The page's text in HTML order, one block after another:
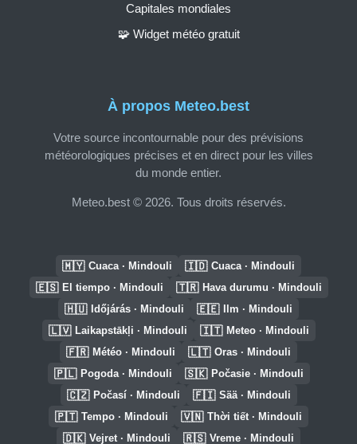
À propos Meteo.best
Votre source incontournable pour des prévisions
météorologiques précises et en direct pour les villes
du monde entier.
Meteo.best © 2026. Tous droits réservés.
Capitales mondiales
🧩 Widget météo gratuit
🇲🇾 Cuaca · Mindouli 🇮🇩 Cuaca · Mindouli
🇪🇸 El tiempo · Mindouli 🇹🇷 Hava durumu · Mindouli
🇭🇺 Időjárás · Mindouli 🇪🇪 Ilm · Mindouli
🇱🇻 Laikapstākļi · Mindouli 🇮🇹 Meteo · Mindouli
🇫🇷 Météo · Mindouli 🇱🇹 Oras · Mindouli
🇵🇱 Pogoda · Mindouli 🇸🇰 Počasie · Mindouli
🇨🇿 Počasí · Mindouli 🇫🇮 Sää · Mindouli
🇵🇹 Tempo · Mindouli 🇻🇳 Thời tiết · Mindouli
🇩🇰 Vejret · Mindouli 🇷🇸 Vreme · Mindouli